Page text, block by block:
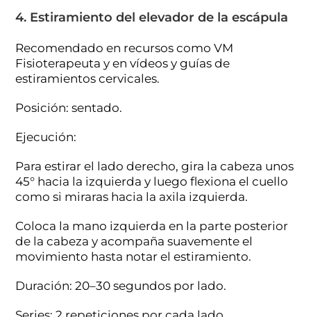
4. Estiramiento del elevador de la escápula
Recomendado en recursos como VM
Fisioterapeuta y en vídeos y guías de
estiramientos cervicales.
Posición: sentado.
Ejecución:
Para estirar el lado derecho, gira la cabeza unos
45° hacia la izquierda y luego flexiona el cuello
como si miraras hacia la axila izquierda.
Coloca la mano izquierda en la parte posterior
de la cabeza y acompaña suavemente el
movimiento hasta notar el estiramiento.
Duración: 20–30 segundos por lado.